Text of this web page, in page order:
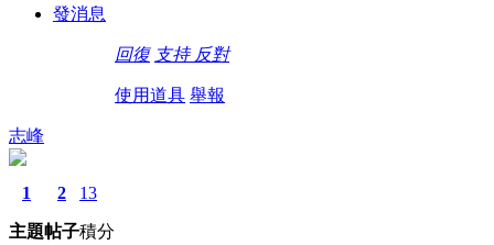
發消息
回復 支持 反對
使用道具 舉報
志峰
1
主題
2
帖子
13
積分